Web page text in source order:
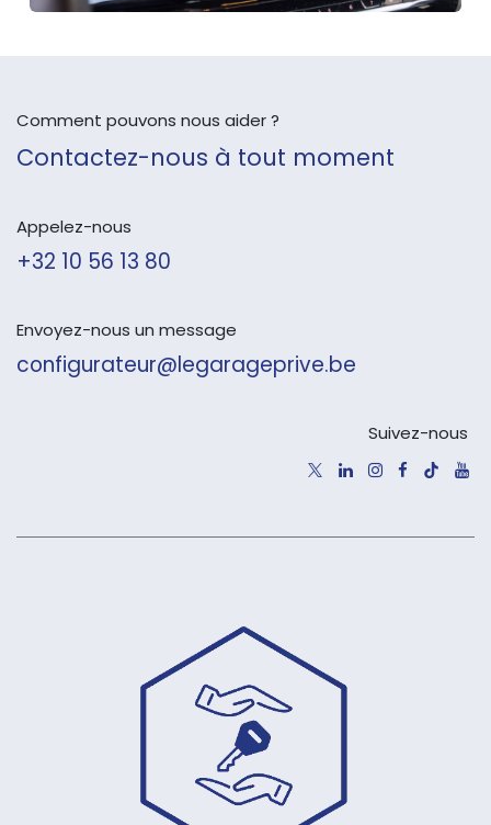
Comment pouvons nous aider ?
Contactez-nous à tout moment
Appelez-nous
+32 10 56 13 80
Envoyez-nous un message
configurateur@legarageprive.be
Suivez-nous